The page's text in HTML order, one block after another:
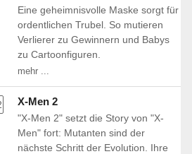
Eine geheimnisvolle Maske sorgt für
ordentlichen Trubel. So mutieren
Verlierer zu Gewinnern und Babys
zu Cartoonfiguren.
mehr ...
X-Men 2
"X-Men 2" setzt die Story von "X-
Men" fort: Mutanten sind der
nächste Schritt der Evolution. Ihre